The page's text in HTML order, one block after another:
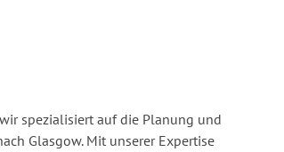
spezialisiert auf die Planung und
Glasgow. Mit unserer Expertise